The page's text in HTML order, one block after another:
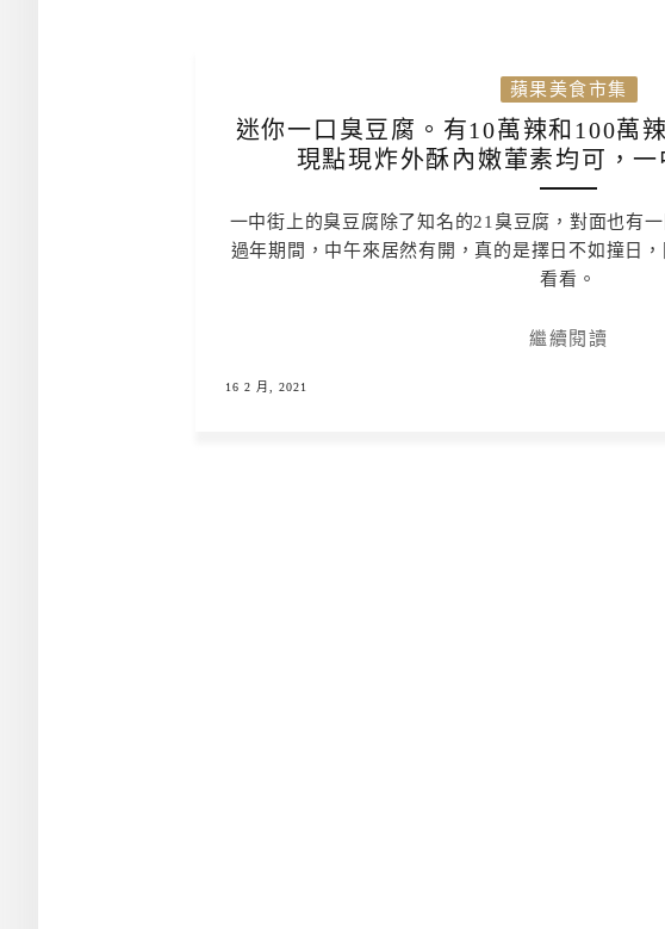
蘋果美食市集
迷你一口臭豆腐。有10萬辣和100萬
現點現炸外酥內嫩葷素均可，
一中街上的臭豆腐除了知名的21臭豆腐，對面也有
過年期間，中午來居然有開，真的是擇日不如撞日
看看。
繼續閱讀
16 2 月, 2021